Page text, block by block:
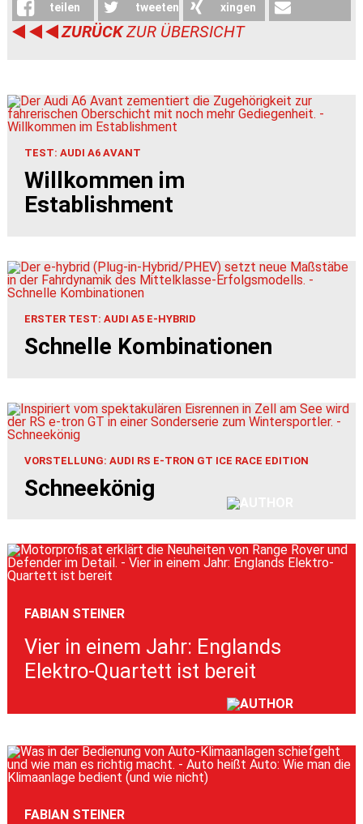
teilen tweeten xingen
ZURÜCKZUR ÜBERSICHT
TEST: AUDI A6 AVANT
Willkommen im
Establishment
ERSTER TEST: AUDI A5 E-HYBRID
Schnelle Kombinationen
VORSTELLUNG: AUDI RS E-TRON GT ICE RACE EDITION
Schneekönig
FABIAN STEINER
Vier in einem Jahr: Englands
Elektro-Quartett ist bereit
FABIAN STEINER